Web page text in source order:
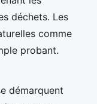
déchets. Les
comme
probant.
démarquent